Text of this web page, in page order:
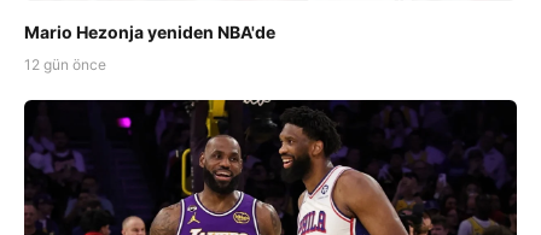
Mario Hezonja yeniden NBA'de
12 gün önce